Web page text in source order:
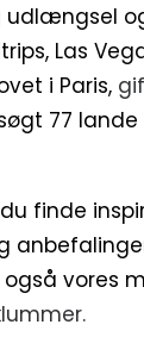
Las
i Paris,
77 lande
finde
vores